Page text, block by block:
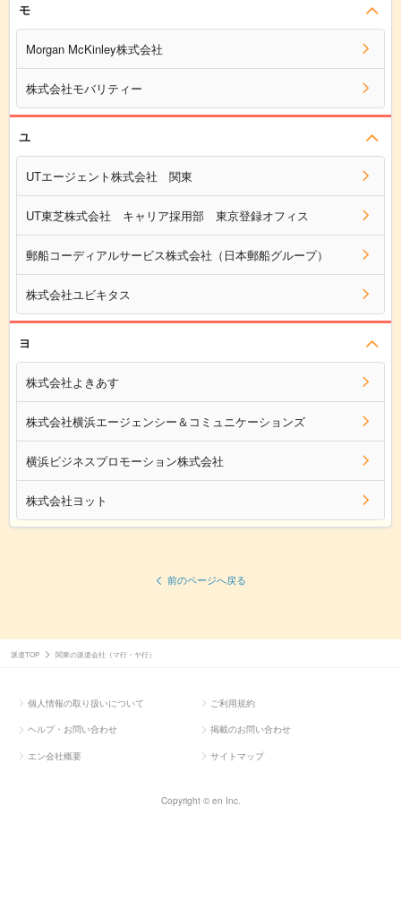
モ
Morgan McKinley株式会社
株式会社モバリティー
ユ
UTエージェント株式会社 関東
UT東芝株式会社 キャリア採用部 東京登録オフィス
郵船コーディアルサービス株式会社（日本郵船グループ）
株式会社ユビキタス
ヨ
株式会社よきあす
株式会社横浜エージェンシー＆コミュニケーションズ
横浜ビジネスプロモーション株式会社
株式会社ヨット
前のページへ戻る
派遣TOP 関東の派遣会社（マ行・ヤ行）
個人情報の取り扱いについて ご利用規約
ヘルプ・お問い合わせ 掲載のお問い合わせ
エン会社概要 サイトマップ
Copyright © en Inc.